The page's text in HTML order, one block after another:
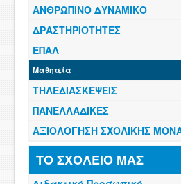
ΑΝΘΡΩΠΙΝΟ ΔΥΝΑΜΙΚΟ
ΔΡΑΣΤΗΡΙΟΤΗΤΕΣ
ΕΠΑΛ
Μαθητεία
ΤΗΛΕΔΙΑΣΚΕΨΕΙΣ
ΠΑΝΕΛΛΑΔΙΚΕΣ
ΑΞΙΟΛΟΓΗΣΗ ΣΧΟΛΙΚΗΣ
ΤΟ ΣΧΟΛΕΙΟ ΜΑΣ